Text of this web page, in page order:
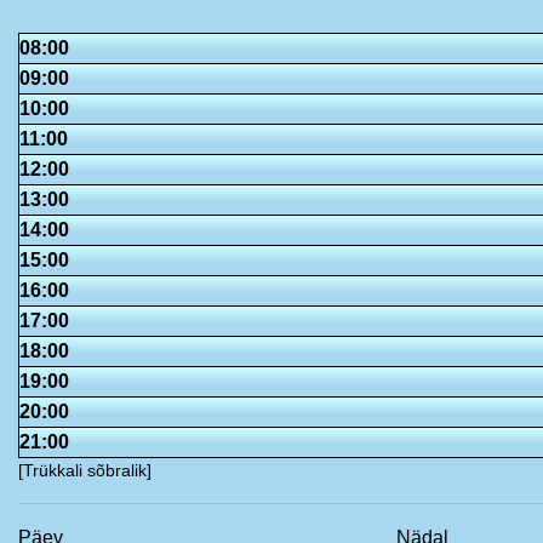
08:00
09:00
10:00
11:00
12:00
13:00
14:00
15:00
16:00
17:00
18:00
19:00
20:00
21:00
[Trükkali sõbralik]
Päev Nädal